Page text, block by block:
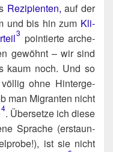
Rezi­pi­en­ten, auf der
und bis hin zum Kli­
3 poin­tier­te arche-
gewöhnt – wir sind
kaum noch. Und so
ohne Hin­ter­ge­
man Migran­ten nicht
4. Über­set­ze ich die­se
Spra­che (erstaun­
ist sie nicht